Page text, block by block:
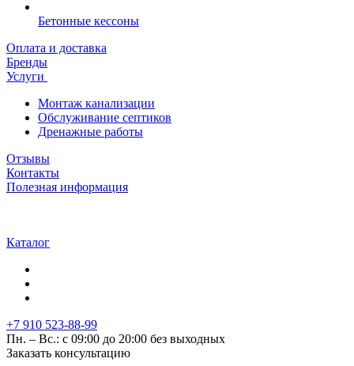
Бетонные кессоны
Оплата и доставка
Бренды
Услуги
Монтаж канализации
Обслуживание септиков
Дренажные работы
Отзывы
Контакты
Полезная информация
Каталог
+7 910 523-88-99
Пн. – Вс.: с 09:00 до 20:00 без выходных
Заказать консультацию